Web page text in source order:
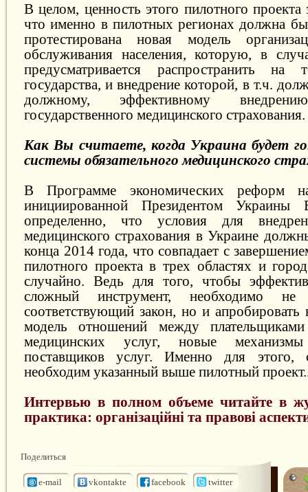
В целом, ценность этого пилотного проекта
что именно в пилотных регионах должна
протестирована новая модель
обслуживания населения, которую, в
предусматривается распространить на
государства, и внедрение которой, в т.ч.
должному, эффективному внедрению
государственного медицинского страхования.
Как Вы считаете, когда Украина будет
системы обязательного медицинского
В Программе экономических реформ
инициированной Президентом Украины
определенно, что условия для
медицинского страхования в Украине
конца 2014 года, что совпадает с
пилотного проекта в трех областях и
случайно. Ведь для того, чтобы
сложный инструмент, необходимо не
соответствующий закон, но и апробировать
модель отношений между
медицинских услуг, новые механизмы
поставщиков услуг. Именно для этого,
необходим указанный выше пилотный
Интервью в полном объеме читайте в
практика: організаційні та правові
Поделиться
e-mail vkontakte facebook twitter